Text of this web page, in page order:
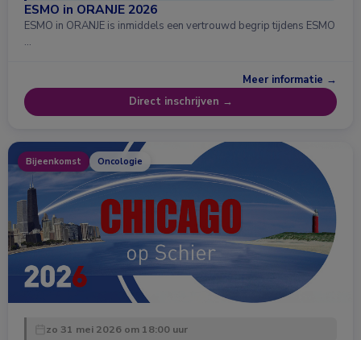
ESMO in ORANJE 2026
ESMO in ORANJE is inmiddels een vertrouwd begrip tijdens ESMO
…
Meer informatie →
Direct inschrijven →
Bijeenkomst Oncologie
zo 31 mei 2026 om 18:00 uur